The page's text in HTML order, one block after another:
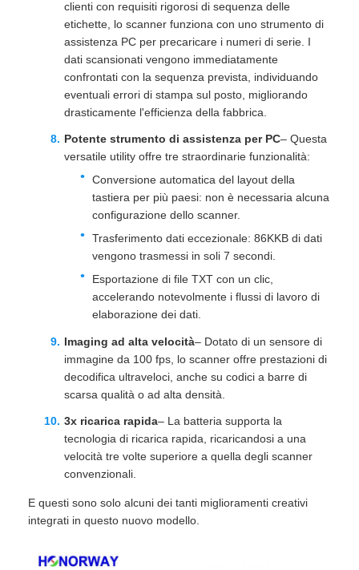
clienti con requisiti rigorosi di sequenza delle
etichette, lo scanner funziona con uno strumento di
assistenza PC per precaricare i numeri di serie. I
dati scansionati vengono immediatamente
confrontati con la sequenza prevista, individuando
eventuali errori di stampa sul posto, migliorando
drasticamente l'efficienza della fabbrica.
Potente strumento di assistenza per PC– Questa
versatile utility offre tre straordinarie funzionalità:
Conversione automatica del layout della
tastiera per più paesi: non è necessaria alcuna
configurazione dello scanner.
Trasferimento dati eccezionale: 86KKB di dati
vengono trasmessi in soli 7 secondi.
Esportazione di file TXT con un clic,
accelerando notevolmente i flussi di lavoro di
elaborazione dei dati.
Imaging ad alta velocità– Dotato di un sensore di
immagine da 100 fps, lo scanner offre prestazioni di
decodifica ultraveloci, anche su codici a barre di
scarsa qualità o ad alta densità.
3x ricarica rapida– La batteria supporta la
tecnologia di ricarica rapida, ricaricandosi a una
velocità tre volte superiore a quella degli scanner
convenzionali.
E questi sono solo alcuni dei tanti miglioramenti creativi
integrati in questo nuovo modello.